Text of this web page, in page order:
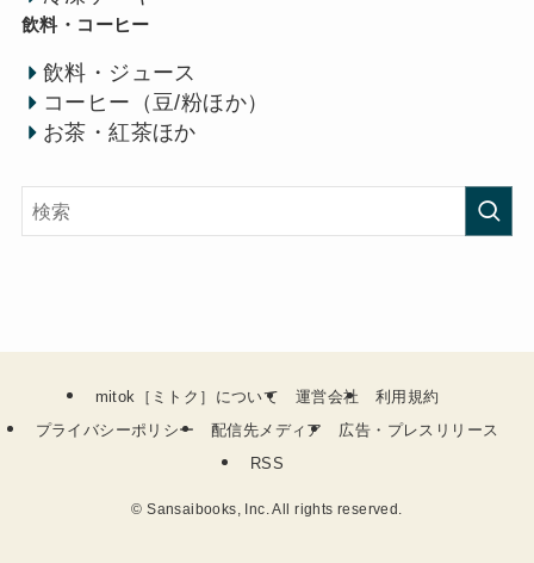
飲料・コーヒー
飲料・ジュース
コーヒー（豆/粉ほか）
お茶・紅茶ほか
mitok［ミトク］について 運営会社
利用規約
プライバシーポリシー
配信先メディア
広告・プレスリリース
RSS
© Sansaibooks, Inc. All rights reserved.